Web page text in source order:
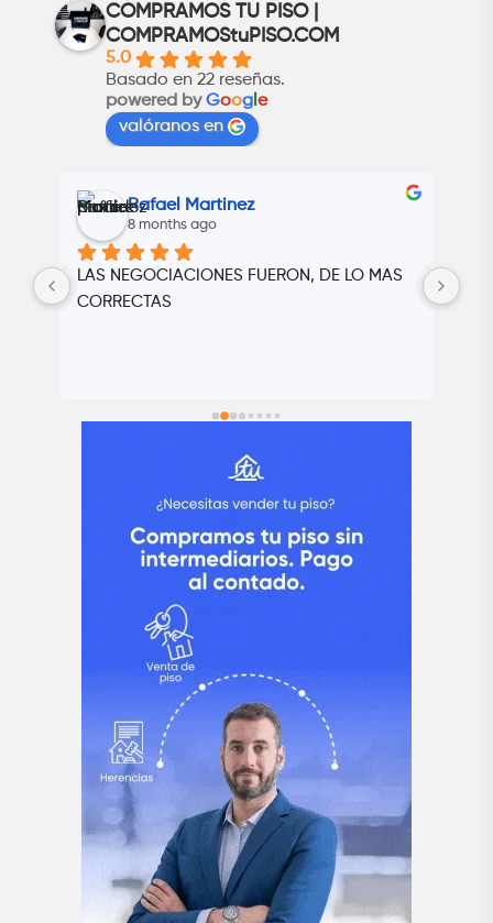
COMPRAMOS TU PISO |
COMPRAMOStuPISO.COM
5.0
Basado en 22 reseñas.
powered byGoog e
valóranos en
Rafael Martinez
8 months ago
LAS NEGOCIACIONES FUERON, DE LO MAS
CORRECTAS